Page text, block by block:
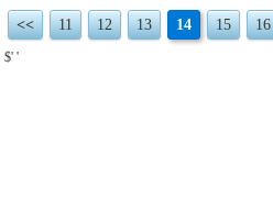
<< 11 12 13 14 15 16
$' '